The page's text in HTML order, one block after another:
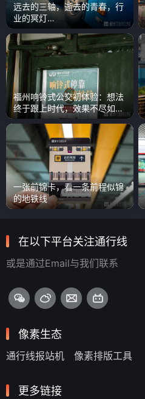
远去的三轴，逝去的青春，行
业的冥灯…
福州响铃式公交初体验：想法
终于跟上时代，效果不尽如人
意
一张前锦卡，看一条前程似锦
的地铁线
在以下平台关注通行线
或是通过Email与我们联系
像素生态
通行线报站机 像素排版工具
更多链接